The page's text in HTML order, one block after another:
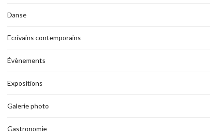
Danse
Ecrivains contemporains
Évènements
Expositions
Galerie photo
Gastronomie